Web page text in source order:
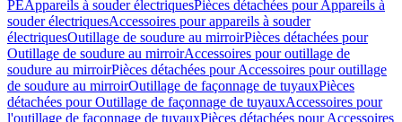
PEAppareils à souder électriquesPièces détachées pour Appareils à
souder électriquesAccessoires pour appareils à souder
électriquesOutillage de soudure au mirroirPièces détachées pour
Outillage de soudure au mirroirAccessoires pour outillage de
soudure au mirroirPièces détachées pour Accessoires pour outillage
de soudure au mirroirOutillage de façonnage de tuyauxPièces
détachées pour Outillage de façonnage de tuyauxAccessoires pour
l'outillage de façonnage de tuyauxPièces détachées pour Accessoires